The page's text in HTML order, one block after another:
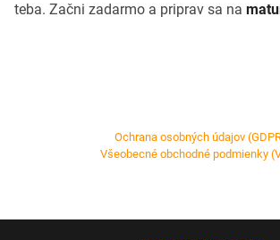
teba. Začni zadarmo a priprav sa na
Ochrana osobných údajov
Všeobecné obchodné podmienky